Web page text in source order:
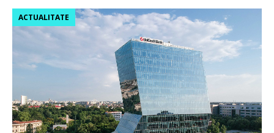
ACTUALITATE